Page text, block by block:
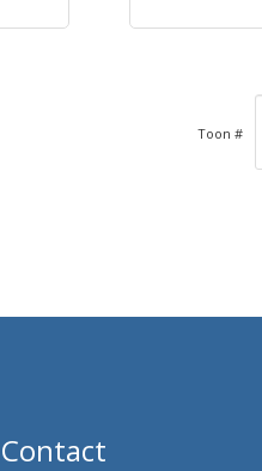
Toon #
Contact